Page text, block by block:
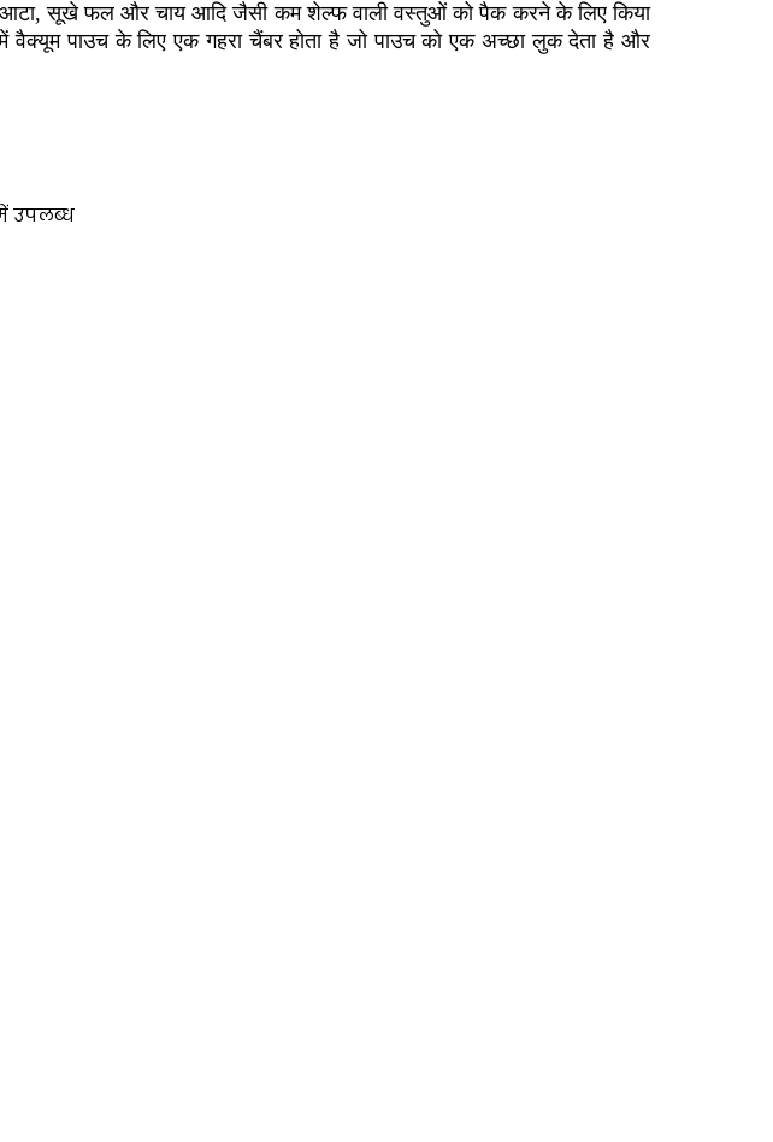
आटा, सूखे फल और चाय आदि जैसी कम शेल्फ वाली वस्तुओं को पैक करने के लिए किया
पाउच के लिए एक गहरा चैंबर होता है जो पाउच को एक अच्छा लुक देता है और
उपलब्ध